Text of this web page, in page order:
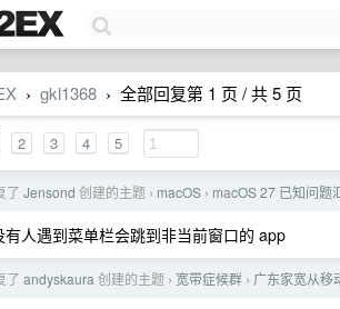
› gkl1368 › 全部回复第 1 页 / 共 5 页
2 3 4 5
了 Jensond 创建的主题 › macOS › macOS 27 已知问题
有人遇到菜单栏会跳到非当前窗口的 app
了 andyskaura 创建的主题 › 宽带症候群 › 广东家宽从移